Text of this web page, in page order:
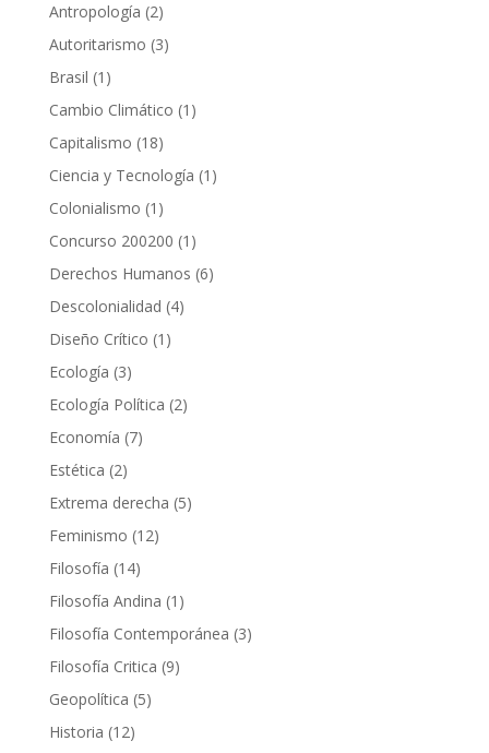
Antropología 22
productos
Autoritarismo 33
Brasil 1 1
producto
Cambio Climático 1 1
Capitalismo 1818
productos
Ciencia y Tecnología 1 1
Colonialismo 1 1
producto
Concurso 200200 1 1
producto
Derechos Humanos 66
Descolonialidad 44
Diseño Crítico 1 1
Ecología 33
productos
Ecología Política 22
Economía 77
Estética 22
productos
Extrema derecha 55
Feminismo 1212
Filosofía 1414
productos
Filosofía Andina 1 1
producto
Filosofía Contemporánea 33
Filosofía Critica 99
Geopolítica 55
Historia 1212